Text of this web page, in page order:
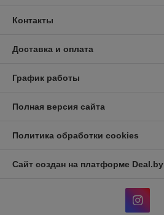
Контакты
Доставка и оплата
График работы
Полная версия сайта
Политика обработки cookies
Сайт создан на платформе Deal.by